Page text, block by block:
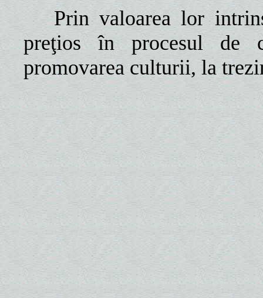
Prin valoarea lor
preţios în procesul de
promovarea culturii, la